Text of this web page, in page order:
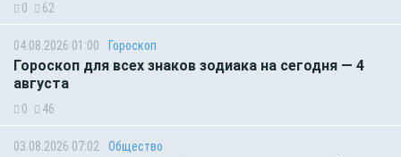
0 62
04.08.2026 01:00 Гороскоп
Гороскоп для всех знаков зодиака на сегодня — 4
августа
0 46
03.08.2026 07:02 Общество